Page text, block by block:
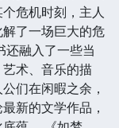
危机时刻，主人
了一场巨大的危
还融入了一些当
术、音乐的描
们在闲暇之余，
新的文学作品，